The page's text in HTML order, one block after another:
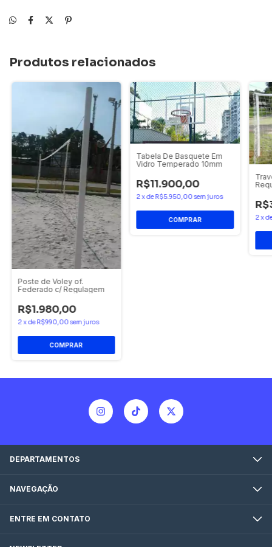
Produtos relacionados
Poste de Voley of.
Federado c/ Regulagem
R$1.980,00
2xde R$990,00sem juros
Tabela De Basquete Em
Vidro Temperado 10mm
R$11.900,00
2xde R$5.950,00sem juros
2x
DEPARTAMENTOS
NAVEGAÇÃO
ENTRE EM CONTATO